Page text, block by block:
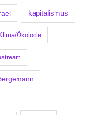
kapitalismus
Klima/Ökologie